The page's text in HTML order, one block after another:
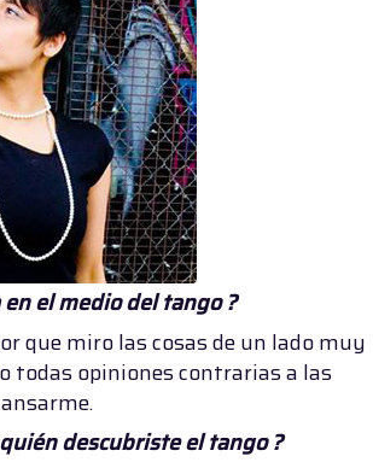
en el medio del tango ?
que miro las cosas de un lado muy
todas opiniones contrarias a las
descubriste el tango ?